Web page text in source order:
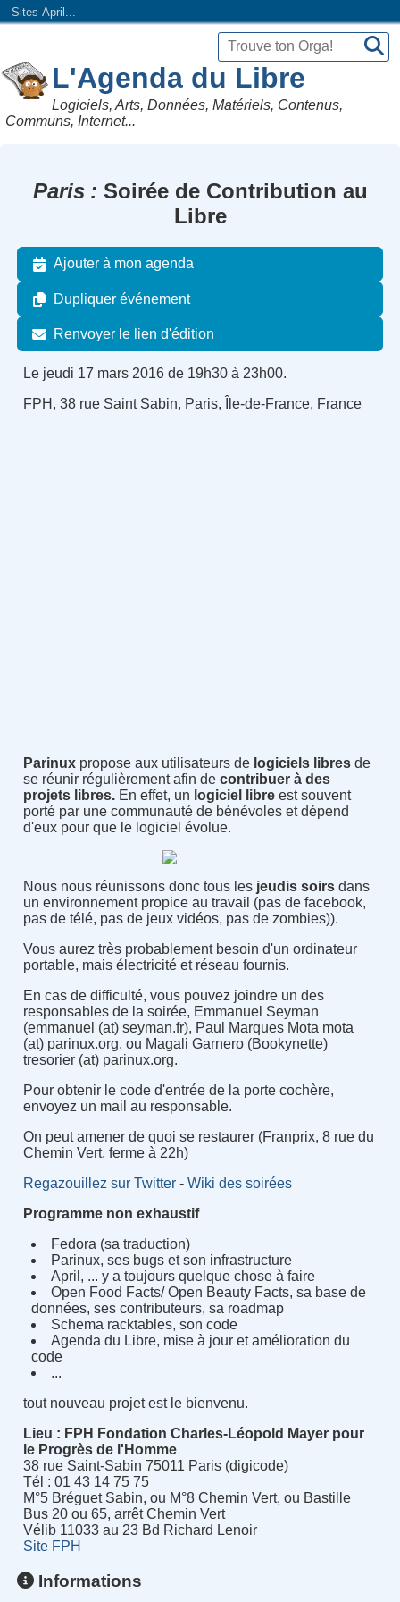
Sites April...
L'Agenda du Libre
Logiciels, Arts, Données, Matériels, Contenus,
Communs, Internet...
Paris
Soirée de Contribution au
Libre
Ajouter à mon agenda
Dupliquer événement
Renvoyer le lien d'édition
Le jeudi 17 mars 2016 de 19h30 à 23h00.
FPH, 38 rue Saint Sabin, Paris, Île-de-France, France
Parinuxpropose aux utilisateurs de logiciels libresde
se réunir régulièrement afin de contribuer à des
projets libres.En effet, un logiciel libreest souvent
porté par une communauté de bénévoles et dépend
d'eux pour que le logiciel évolue.
Nous nous réunissons donc tous lesjeudis soirsdans
un environnement propice au travail (pas de facebook,
pas de télé, pas de jeux vidéos, pas de zombies)).
Vous aurez très probablement besoin d'un ordinateur
portable, mais électricité et réseau fournis.
En cas de difficulté, vous pouvez joindre un des
responsables de la soirée, Emmanuel Seyman
(emmanuel (at) seyman.fr), Paul Marques Mota mota
(at) parinux.org, ou Magali Garnero (Bookynette)
tresorier (at) parinux.org.
Pour obtenir le code d'entrée de la porte cochère,
envoyez un mail au responsable.
On peut amener de quoi se restaurer (Franprix, 8 rue du
Chemin Vert, ferme à 22h)
Regazouillez sur Twitter- Wiki des soirées
Programme non exhaustif
Fedora (sa traduction)
Parinux, ses bugs et son infrastructure
April, ... y a toujours quelque chose à faire
Open Food Facts/ Open Beauty Facts, sa base de
données, ses contributeurs, sa roadmap
Schema racktables, son code
Agenda du Libre, mise à jour et amélioration du
code
...
tout nouveau projet est le bienvenu.
Lieu : FPH Fondation Charles-Léopold Mayer pour
le Progrès de l'Homme
38 rue Saint-Sabin 75011 Paris (digicode)
Tél : 01 43 14 75 75
M°5 Bréguet Sabin, ou M°8 Chemin Vert, ou Bastille
Bus 20 ou 65, arrêt Chemin Vert
Vélib 11033 au 23 Bd Richard Lenoir
Site FPH
Informations